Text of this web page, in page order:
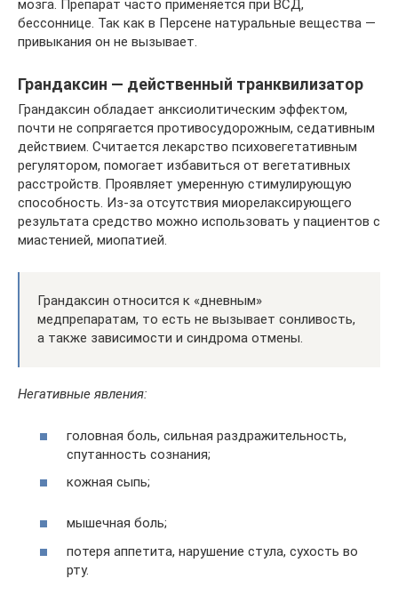
мозга. Препарат часто применяется при ВСД,
бессоннице. Так как в Персене натуральные вещества —
привыкания он не вызывает.
Грандаксин — действенный транквилизатор
Грандаксин обладает анксиолитическим эффектом,
почти не сопрягается противосудорожным, седативным
действием. Считается лекарство психовегетативным
регулятором, помогает избавиться от вегетативных
расстройств. Проявляет умеренную стимулирующую
способность. Из-за отсутствия миорелаксирующего
результата средство можно использовать у пациентов с
миастенией, миопатией.
Грандаксин относится к «дневным»
медпрепаратам, то есть не вызывает сонливость,
а также зависимости и синдрома отмены.
Негативные явления:
головная боль, сильная раздражительность,
спутанность сознания;
кожная сыпь;
мышечная боль;
потеря аппетита, нарушение стула, сухость во
рту.